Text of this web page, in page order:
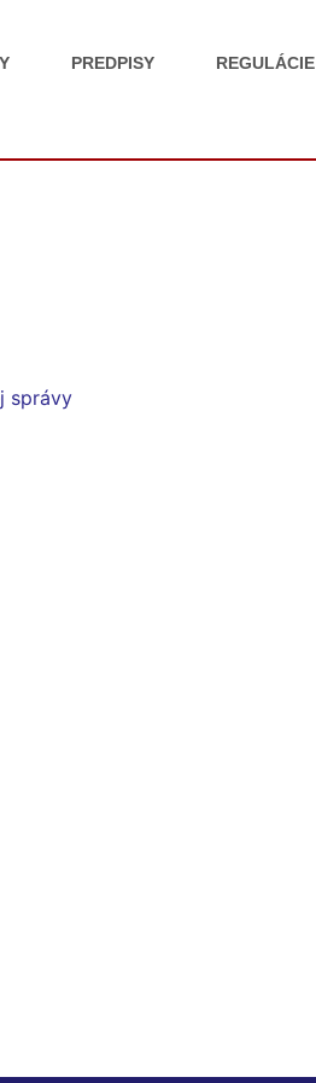
PREDPISY REGULÁCIE
správy